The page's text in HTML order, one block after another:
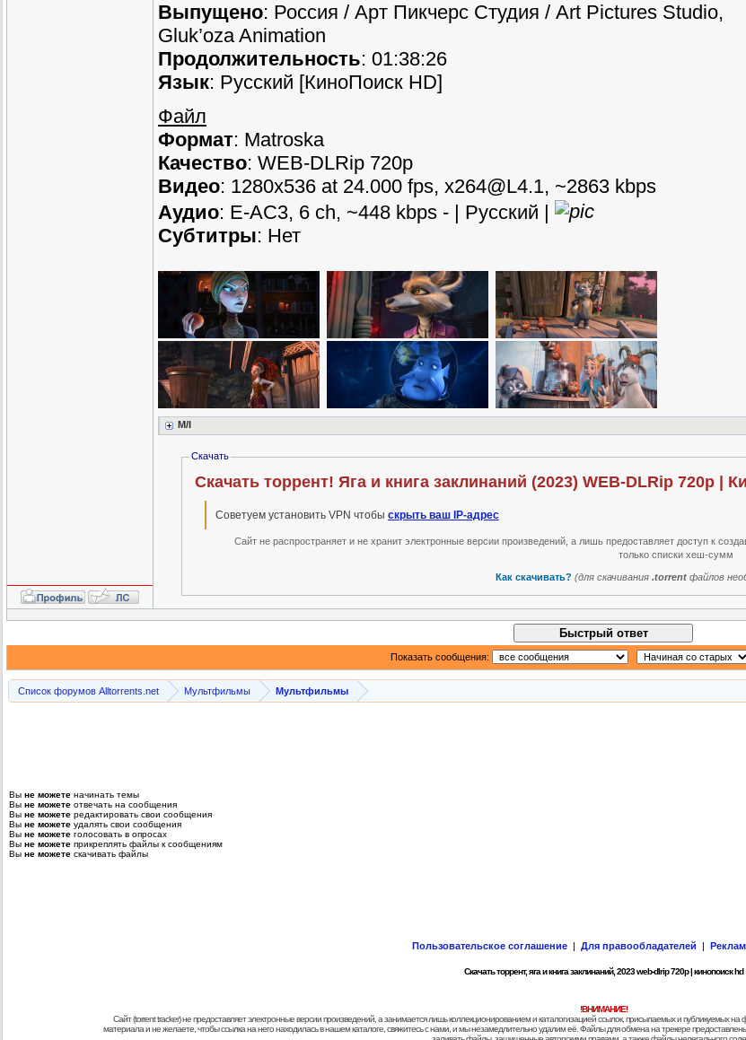
Выпущено: Россия / Арт Пикчерс Студия / Art Pictures Studio,
Gluk’oza Animation
Продолжительность: 01:38:26
Язык: Русский [КиноПоиск HD]
Файл
Формат: Matroska
Качество: WEB-DLRip 720p
Видео: 1280x536 at 24.000 fps, x264@L4.1, ~2863 kbps
Аудио: E-AC3, 6 ch, ~448 kbps - | Русский |
Субтитры: Нет
M/I
Скачать
Скачать торрент! Яга и книга заклинаний (2023) WEB-DLRip 720p |
Советуем установить VPN чтобы скрыть ваш IP-адрес
Сайт не распространяет и не хранит электронные версии произведений, а лишь предоставляет доступ к
только списки хеш-сумм
Как скачивать? (для скачивания.torrent файлов
Быстрый ответ
Показать сообщения:
Список форумов Alltorrents.net Мультфильмы Мультфильмы
Вы не можете начинать темы
Вы не можете отвечать на сообщения
Вы не можете редактировать свои сообщения
Вы не можете удалять свои сообщения
Вы не можете голосовать в опросах
Вы не можете прикреплять файлы к сообщениям
Вы не можете скачивать файлы
Пользовательское соглашение | Для правообладателей |
Скачать торрент, яга и книга заклинаний, 2023 web-dlrip 720p | кинопоиск hd
!ВНИМАНИЕ!
Сайт (torrent tracker) не предоставляет электронные версии произведений, а занимается лишь коллекционированием и каталогизацией ссылок, присылаемых и публикуемых
материала и не желаете, чтобы ссылка на него находилась в нашем каталоге, свяжитесь с нами, и мы незамедлительно удалим её. Файлы для обмена на трекере